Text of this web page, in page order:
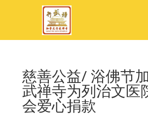
慈善公益/ 浴佛节
武禅寺为列治文医
会爱心捐款